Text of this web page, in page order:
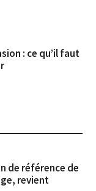
: ce qu’il faut
de référence de
revient